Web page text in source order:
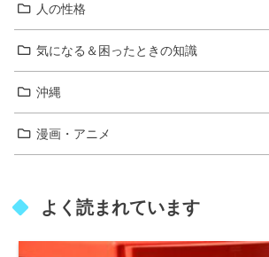
人の性格
気になる＆困ったときの知識
沖縄
漫画・アニメ
よく読まれています